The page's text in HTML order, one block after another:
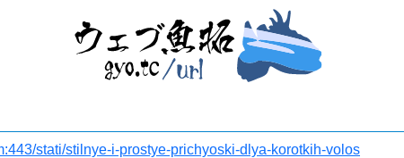
stati/stilnye-i-prostye-prichyoski-dlya-korotkih-volos